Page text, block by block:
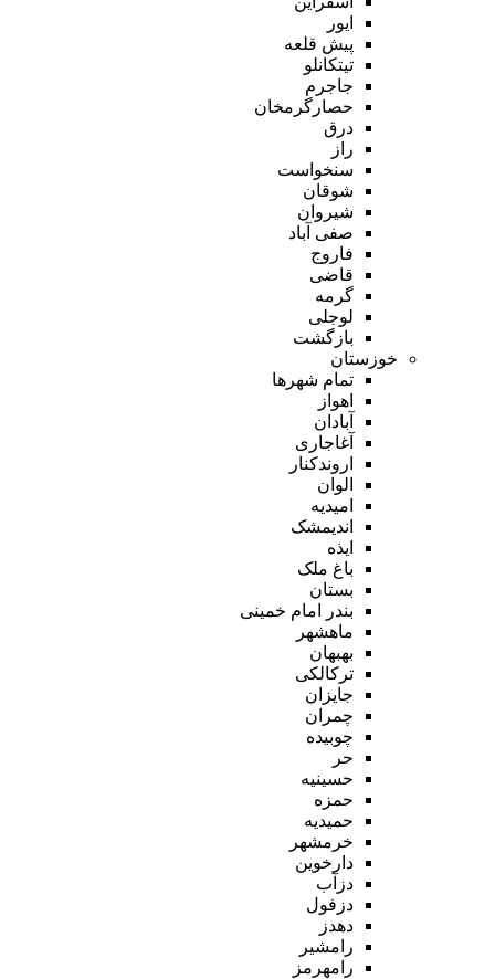
ایور
پیش قلعه
تیتکانلو
جاجرم
حصارگرمخان
درق
راز
سنخواست
شوقان
شیروان
صفی آباد
فاروج
قاضی
گرمه
لوجلی
بازگشت
خوزستان
تمام شهر‌ها
اهواز
آبادان
آغاجاری
اروندکنار
الوان
امیدیه
اندیمشک
ایذه
باغ ملک
بستان
بندر امام خمینی
ماهشهر
بهبهان
ترکالکی
جایزان
چمران
چوبیده
حر
حسینیه
حمزه
حمیدیه
خرمشهر
دارخوین
دزآب
دزفول
دهدز
رامشیر
رامهرمز